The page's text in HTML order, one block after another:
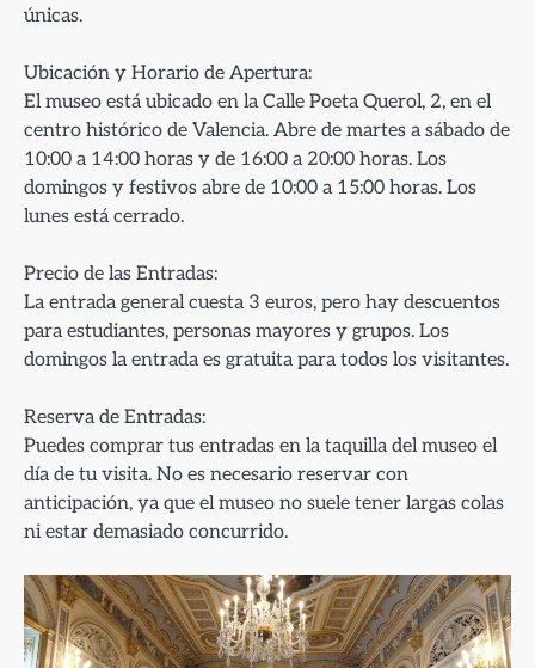
únicas.
Ubicación y Horario de Apertura:
El museo está ubicado en la Calle Poeta Querol, 2, en el
centro histórico de Valencia. Abre de martes a sábado de
10:00 a 14:00 horas y de 16:00 a 20:00 horas. Los
domingos y festivos abre de 10:00 a 15:00 horas. Los
lunes está cerrado.
Precio de las Entradas:
La entrada general cuesta 3 euros, pero hay descuentos
para estudiantes, personas mayores y grupos. Los
domingos la entrada es gratuita para todos los visitantes.
Reserva de Entradas:
Puedes comprar tus entradas en la taquilla del museo el
día de tu visita. No es necesario reservar con
anticipación, ya que el museo no suele tener largas colas
ni estar demasiado concurrido.